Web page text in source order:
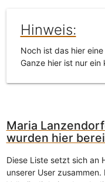
Hinweis:
Noch ist das hier eine
Ganze hier ist nur ein
Maria
wurden hier
Diese Liste setzt sich an
unserer User